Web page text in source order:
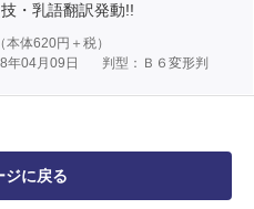
・乳語翻訳発動!!
本体620円＋税）
年04月09日
判型：Ｂ６変形判
ジに戻る